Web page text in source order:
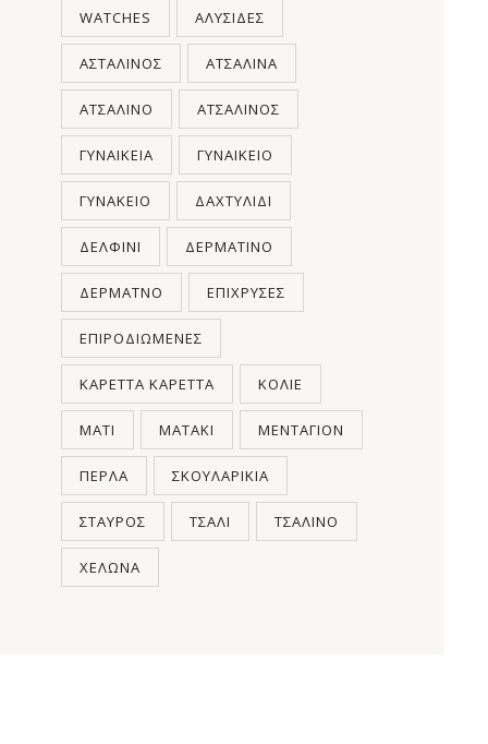
WATCHES ΑΛΥΣΊΔΕΣ
ΑΣΤΆΛΙΝΟΣ ΑΤΣΆΛΙΝΑ
ΑΤΣΆΛΙΝΟ ΑΤΣΆΛΙΝΟΣ
ΓΥΝΑΙΚΕΊΑ ΓΥΝΑΙΚΕΊΟ
ΓΥΝΑΚΕΊΟ ΔΑΧΤΥΛΊΔΙ
ΔΕΛΦΊΝΙ ΔΕΡΜΆΤΙΝΟ
ΔΕΡΜΆΤΝΟ ΕΠΊΧΡΥΣΕΣ
ΕΠΙΡΟΔΙΩΜΈΝΕΣ
ΚΑΡΈΤΤΑ ΚΑΡΈΤΤΑ ΚΟΛΙΈ
ΜΆΤΙ ΜΑΤΆΚΙ ΜΕΝΤΑΓΙΌΝ
ΠΈΡΛΑ ΣΚΟΥΛΑΡΊΚΙΑ
ΣΤΑΥΡΌΣ ΤΣΆΛΙ ΤΣΆΛΙΝΟ
ΧΕΛΏΝΑ